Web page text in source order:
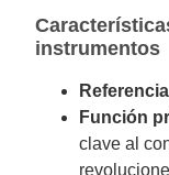
instrumentos
Función
clave al